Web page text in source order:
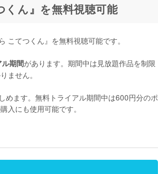
ん』を無料視聴可能
こてつくん』を無料視聴可能です。
期間があります。期間中は見放題作品を制限
ません。
めます。無料トライアル期間中は600円分のポ
入にも使用可能です。